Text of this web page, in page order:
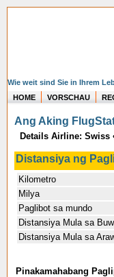
Wie weit sind Sie in Ihrem
HOME
VORSCHAU
Ang Aking
Details Airline: Swiss
Distansiya ng
Kilometro
Milya
Paglibot sa mundo
Distansiya Mula sa
Distansiya Mula sa
Pinakamahabang